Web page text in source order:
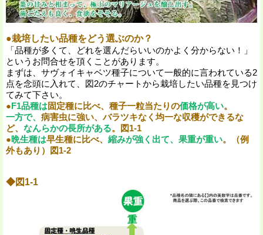
●栽培したい品種をどう選ぶのか？
「品種が多くて、どれを選んだらいいのかよく分からない！」
というお問合せを頂くことがあります。
まずは、サヴォイキャベツ種子について一般的に言われている2
点を念頭に入れて、図2のチャートから栽培したい品種を見つけ
てみて下さい。
●F1品種は固定種に比べ、種子一粒当たりの価格が高い。
一方で、 病害虫に強い、バラツキなく均一な収穫ができるな
ど、 なんらかの長所がある。図1-1
●晩生種は早生種に比べ、 縮みが強く出て、果重が重い。（例
外もあり）図1-2
◆図1-1